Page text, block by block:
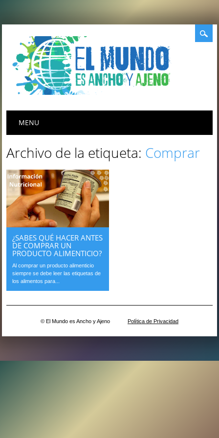
Menú principal
MENU
Archivo de la etiqueta: Comprar
¿SABES QUÉ HACER ANTES
DE COMPRAR UN
PRODUCTO ALIMENTICIO?
Al comprar un producto alimenticio
siempre se debe leer las etiquetas de
los alimentos para...
© El Mundo es Ancho y Ajeno Política de Privacidad